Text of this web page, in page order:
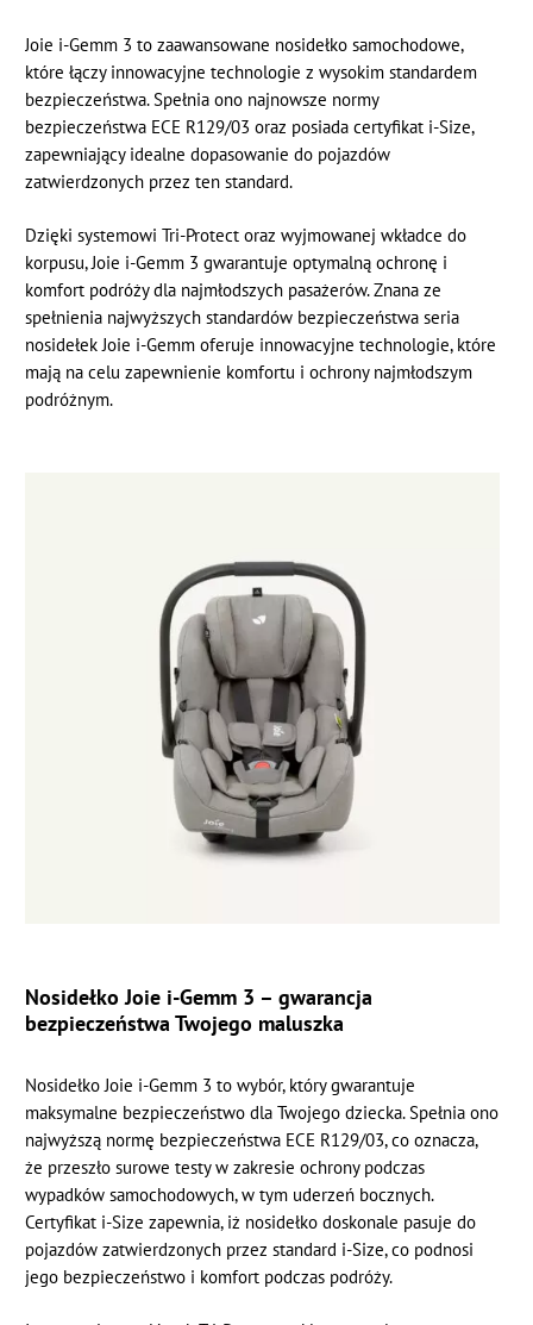
Joie i-Gemm 3 to zaawansowane nosidełko samochodowe,
które łączy innowacyjne technologie z wysokim standardem
bezpieczeństwa. Spełnia ono najnowsze normy
bezpieczeństwa ECE R129/03 oraz posiada certyfikat i-Size,
zapewniający idealne dopasowanie do pojazdów
zatwierdzonych przez ten standard.
Dzięki systemowi Tri-Protect oraz wyjmowanej wkładce do
korpusu, Joie i-Gemm 3 gwarantuje optymalną ochronę i
komfort podróży dla najmłodszych pasażerów. Znana ze
spełnienia najwyższych standardów bezpieczeństwa seria
nosidełek Joie i-Gemm oferuje innowacyjne technologie, które
mają na celu zapewnienie komfortu i ochrony najmłodszym
podróżnym.
Nosidełko Joie i-Gemm 3 – gwarancja
bezpieczeństwa Twojego maluszka
Nosidełko Joie i-Gemm 3 to wybór, który gwarantuje
maksymalne bezpieczeństwo dla Twojego dziecka. Spełnia ono
najwyższą normę bezpieczeństwa ECE R129/03, co oznacza,
że przeszło surowe testy w zakresie ochrony podczas
wypadków samochodowych, w tym uderzeń bocznych.
Certyfikat i-Size zapewnia, iż nosidełko doskonale pasuje do
pojazdów zatwierdzonych przez standard i-Size, co podnosi
jego bezpieczeństwo i komfort podczas podróży.